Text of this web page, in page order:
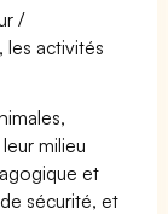
/
les activités
milieu
et
sécurité, et